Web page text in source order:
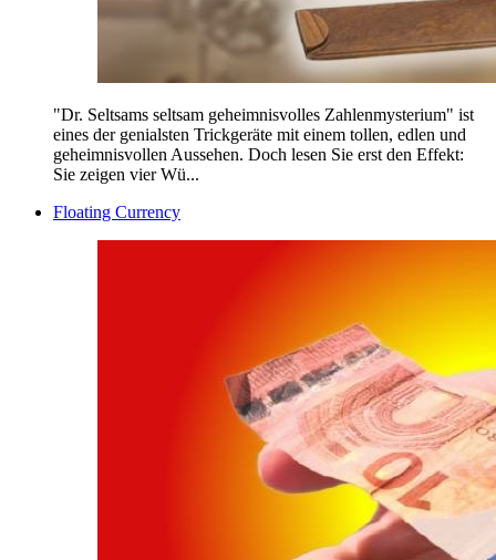
"Dr. Seltsams seltsam geheimnisvolles Zahlenmysterium" ist
eines der genialsten Trickgeräte mit einem tollen, edlen und
geheimnisvollen Aussehen. Doch lesen Sie erst den Effekt:
Sie zeigen vier Wü...
Floating Currency